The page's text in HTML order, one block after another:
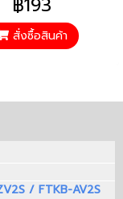
฿193
สั่งซื้อสินค้า
/ FTKB-AV2S